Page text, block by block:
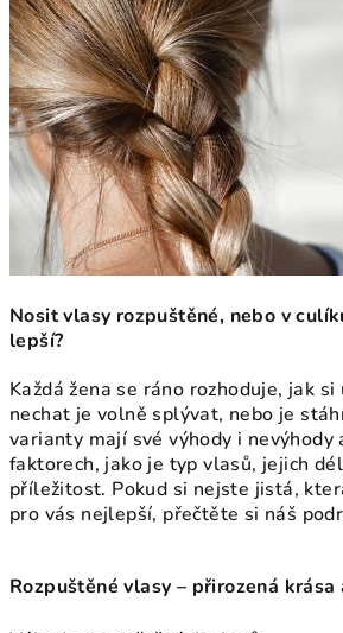
Nosit vlasy rozpuštěné, nebo v
lepší?
Každá žena se ráno rozhoduje, jak
nechat je volně splývat, nebo je
varianty mají své výhody i nevýhody
faktorech, jako je typ vlasů, jejich
příležitost. Pokud si nejste jistá,
pro vás nejlepší, přečtěte si náš
Rozpuštěné vlasy – přirozená krása